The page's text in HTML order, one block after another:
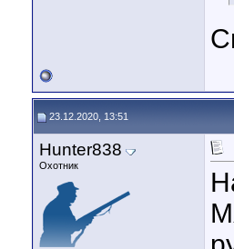
23.12.2020, 13:51
Hunter838
Охотник